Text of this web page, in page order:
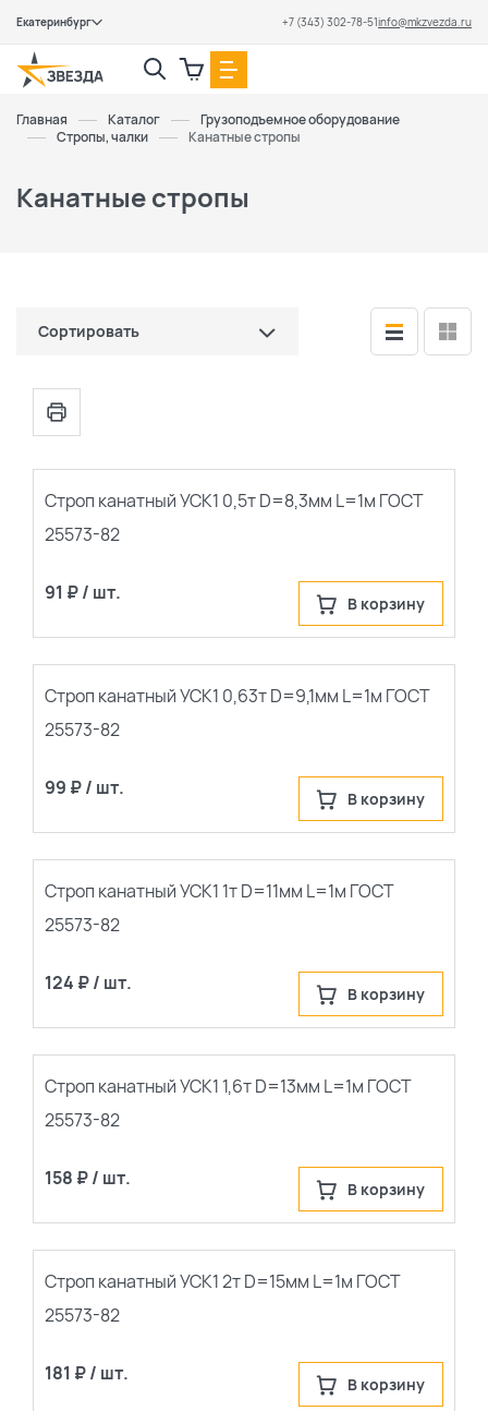
Екатеринбург +7 (343) 302-78-51info@mkzvezda.ru
Главная Каталог
Грузоподъемное оборудование
Стропы, чалки
Канатные стропы
Канатные стропы
Сортировать
по цене (сначала дешевые)
по цене (сначала дорогие)
популярные
Строп канатный УСК1 0,5т D=8,3мм L=1м ГОСТ
25573-82
91 ₽ / шт. В корзину
Строп канатный УСК1 0,63т D=9,1мм L=1м ГОСТ
25573-82
99 ₽ / шт. В корзину
Строп канатный УСК1 1т D=11мм L=1м ГОСТ
25573-82
124 ₽ / шт. В корзину
Строп канатный УСК1 1,6т D=13мм L=1м ГОСТ
25573-82
158 ₽ / шт. В корзину
Строп канатный УСК1 2т D=15мм L=1м ГОСТ
25573-82
181 ₽ / шт. В корзину